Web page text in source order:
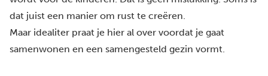
dat juist een manier om rust te creëren.
Maar idealiter praat je hier al over voordat je gaat
samenwonen en een samengesteld gezin vormt.